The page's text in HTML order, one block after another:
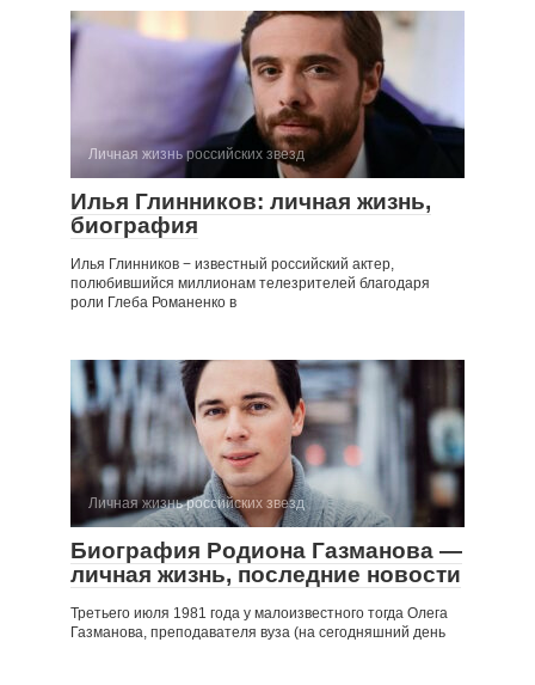
Личная жизнь российских звезд
Илья Глинников: личная жизнь,
биография
Илья Глинников − известный российский актер,
полюбившийся миллионам телезрителей благодаря
роли Глеба Романенко в
Личная жизнь российских звезд
Биография Родиона Газманова —
личная жизнь, последние новости
Третьего июля 1981 года у малоизвестного тогда Олега
Газманова, преподавателя вуза (на сегодняшний день